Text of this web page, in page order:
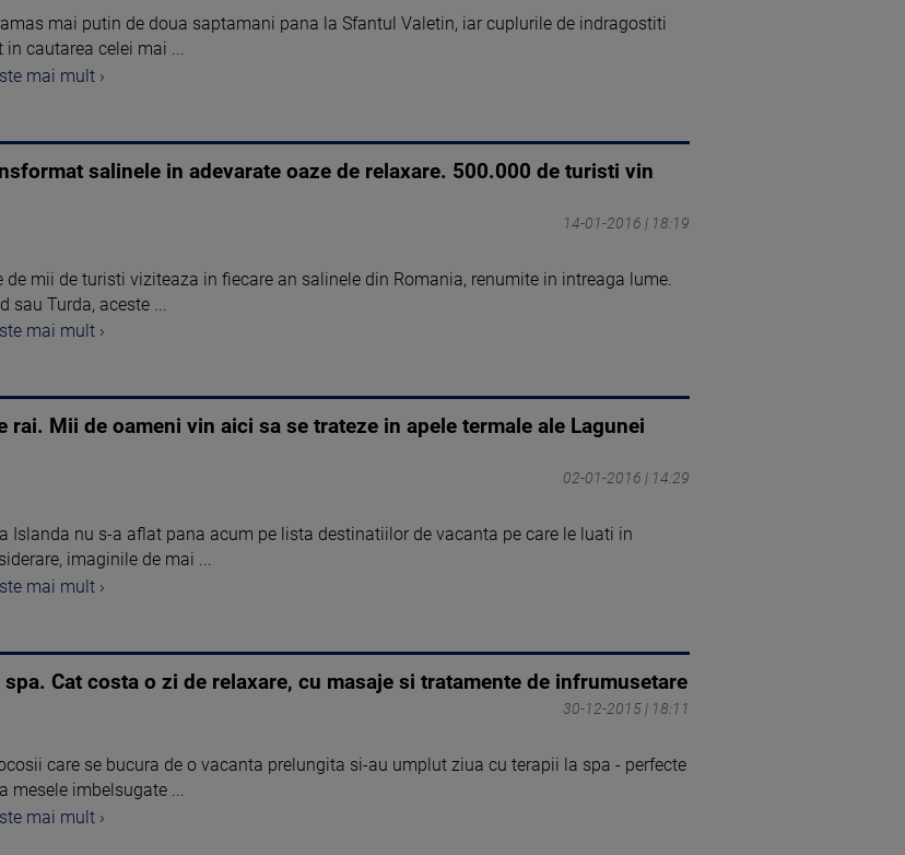
mai putin de doua saptamani pana la Sfantul Valetin, iar cuplurile de indragostiti
in cautarea celei mai ...
mai mult ›
salinele in adevarate oaze de relaxare. 500.000 de turisti vin
14-01-2016 | 18:19
de mii de turisti viziteaza in fiecare an salinele din Romania, renumite in intreaga lume.
sau Turda, aceste ...
mai mult ›
rai. Mii de oameni vin aici sa se trateze in apele termale ale Lagunei
02-01-2016 | 14:29
Islanda nu s-a aflat pana acum pe lista destinatiilor de vacanta pe care le luati in
imaginile de mai ...
mai mult ›
Cat costa o zi de relaxare, cu masaje si tratamente de infrumusetare
30-12-2015 | 18:11
care se bucura de o vacanta prelungita si-au umplut ziua cu terapii la spa - perfecte
mesele imbelsugate ...
mai mult ›